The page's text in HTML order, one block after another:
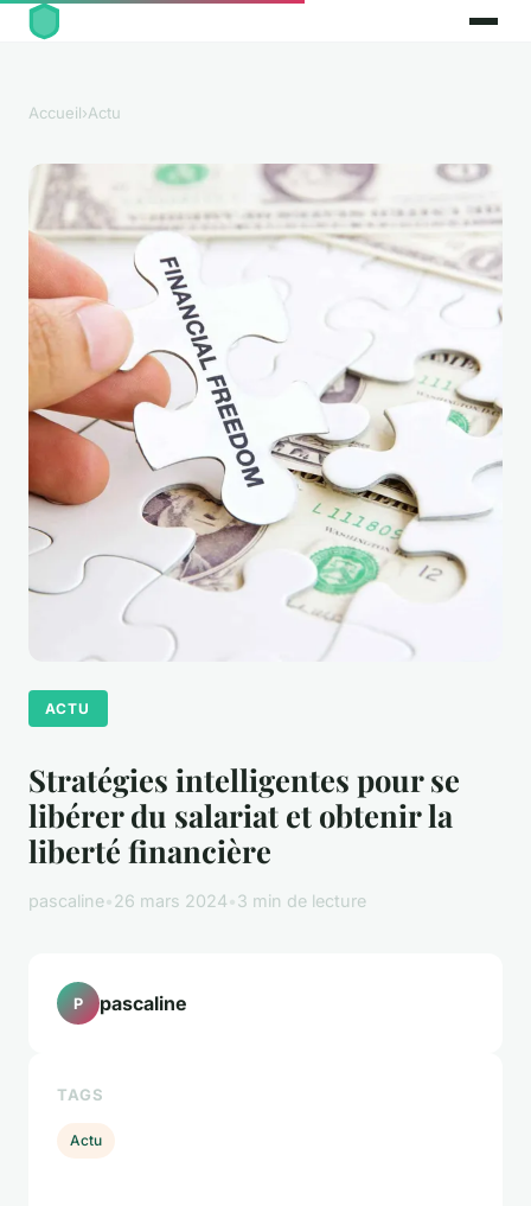
Accueil›Actu
ACTU
Stratégies intelligentes pour se
libérer du salariat et obtenir la
liberté financière
pascaline•26 mars 2024•3 min de lecture
P pascaline
TAGS
Actu